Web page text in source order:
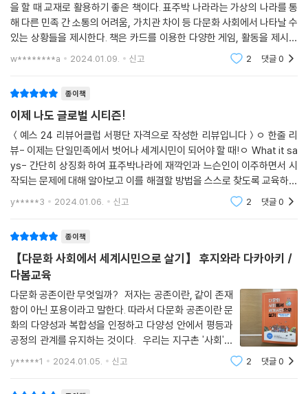
상황은 정도에 따라 5단계로 나눠 설계되어서, 교사가 학습자의 특성에 맞
게 시뮬레이션을 선택하고 활용할 수 있다. 더 나아가 다문화 공존을 가로
막는 마음, 언어, 제도의 장벽이라는 주제를 골고루 다루면서 수업의 목표
와 방법 또한 구체적으로 제시하는 것은 기본, 커리큘럼을 뒷받침 이론과
는 이들이 읽기에도 부족함이 없을 것이다.
을 할 때 교재로 활용하기 좋은 책이다. 표주박 나라라는 가상의 나라를 통
해 다른 민족 간 소통의 어려움, 가치관 차이 등 다문화 사회에서 나타날 수
있는 상황들을 제시한다. 책은 카드를 이용한 다양한 게임, 활동을 제시하
여 독자들이 문제에 대해 직접 생각해보고 토론할 수 있도록 돕는다. 책은
w********a 2024.01.09. 신고 2 댓글0
종이책
이제 나도 글로벌 시티즌!
＜예스 24 리뷰어클럽 서평단 자격으로 작성한 리뷰입니다＞ㅇ 한줄 리
뷰- 이제는 단일민족에서 벗어나 세계시민이 되어야 할 때!ㅇ What it sa
ys- 간단히 상징화 하여 표주박나라에 재깍인과 느슨인이 이주하면서 시
작되는 문제에 대해 알아보고 이를 해결할 방법을 스스로 찾도록 교육하는
방법- 제 1부 실천 편제 2부 이론 편제 3부 자료 편ㅇ What I feel- 내가
초등학교 다닐 때 (
y*****3 2024.01.06. 신고 2 댓글0
종이책
【다문화 사회에서 세계시민으로 살기】 후지와라 다카아키 /
다봄교육
다문화 공존이란 무엇일까? 저자는 공존이란, 같이 존재
함이 아닌 포용이라고 말한다. 따라서 다문화 공존이란 문
화의 다양성과 복합성을 인정하고 다양성 안에서 평등과
공정의 관계를 유지하는 것이다. 우리는 지구촌 '사회'를
이루며 살아가고 있다. 따라서 인간의 보편적 권리인 인권
에 근거하여 다양성을 인정하고 공정하고 평등한 관계를
y*****1 2024.01.05. 신고 2 댓글0